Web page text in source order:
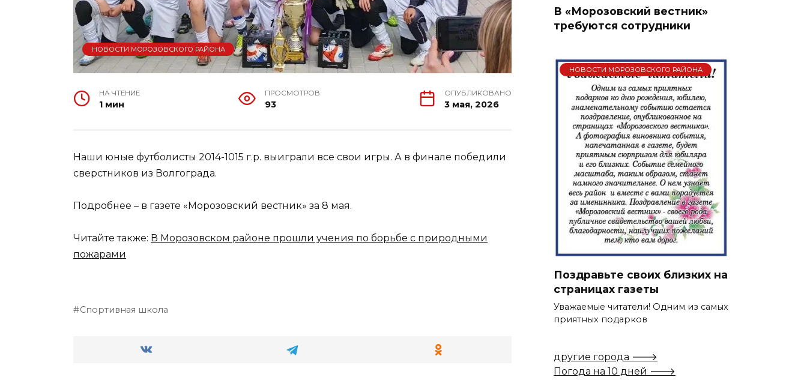
НОВОСТИ МОРОЗОВСКОГО РАЙОНА
НА ЧТЕНИЕ
1 мин
ПРОСМОТРОВ
93
ОПУБЛИКОВАНО
3 мая, 2026
Наши юные футболисты 2014-1015 г.р. выиграли все свои игры. А в финале победили
сверстников из Волгограда.
Подробнее – в газете «Морозовский вестник» за 8 мая.
Читайте также: В Морозовском районе прошли учения по борьбе с природными
пожарами
Спортивная школа
В «Морозовский вестник»
требуются сотрудники
НОВОСТИ МОРОЗОВСКОГО РАЙОНА
Поздравьте своих близких на
страницах газеты
Уважаемые читатели! Одним из самых
приятных подарков
другие города 🡒
Погода на 10 дней 🡒